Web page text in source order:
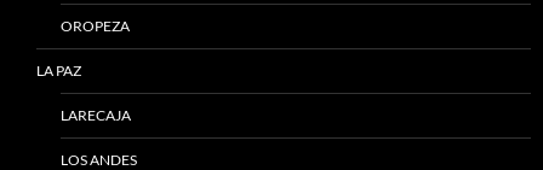
OROPEZA
LA PAZ
LARECAJA
LOS ANDES